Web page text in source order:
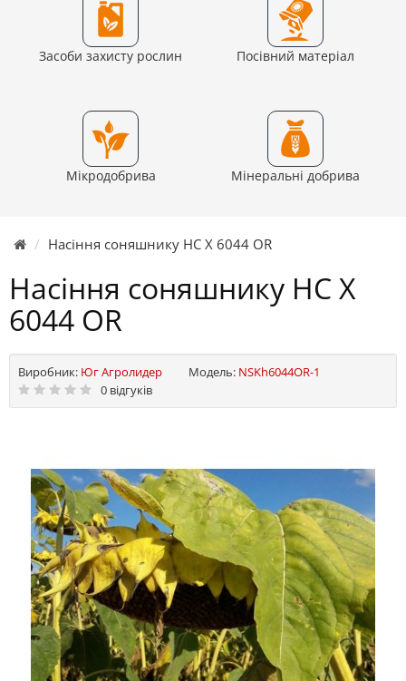
Засоби захисту рослин Посівний матеріал
Мікродобрива Мінеральні добрива
Насіння соняшнику НС Х 6044 OR
Насіння соняшнику НС Х
6044 OR
Виробник: Юг Агролидер Модель: NSKh6044OR-1
0 відгуків